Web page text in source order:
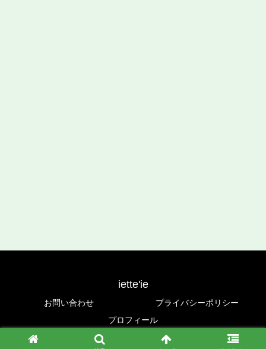
iette'ie
お問い合わせ
プライバシーポリシー
プロフィール
© 2022 iette'ie.